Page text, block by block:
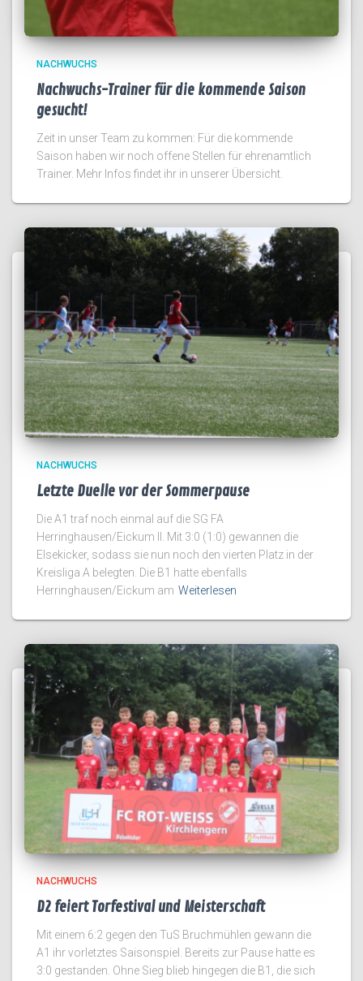
NACHWUCHS
Nachwuchs-Trainer für die kommende Saison
gesucht!
Zeit in unser Team zu kommen: Für die kommende
Saison haben wir noch offene Stellen für ehrenamtlich
Trainer. Mehr Infos findet ihr in unserer Übersicht.
NACHWUCHS
Letzte Duelle vor der Sommerpause
Die A1 traf noch einmal auf die SG FA
Herringhausen/Eickum II. Mit 3:0 (1:0) gewannen die
Elsekicker, sodass sie nun noch den vierten Platz in der
Kreisliga A belegten. Die B1 hatte ebenfalls
Herringhausen/Eickum am Weiterlesen
NACHWUCHS
D2 feiert Torfestival und Meisterschaft
Mit einem 6:2 gegen den TuS Bruchmühlen gewann die
A1 ihr vorletztes Saisonspiel. Bereits zur Pause hatte es
3:0 gestanden. Ohne Sieg blieb hingegen die B1, die sich